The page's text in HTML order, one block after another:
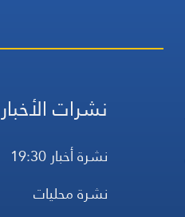
نشرات الأخبار
نشرة أخبار 19:30
نشرة محليات